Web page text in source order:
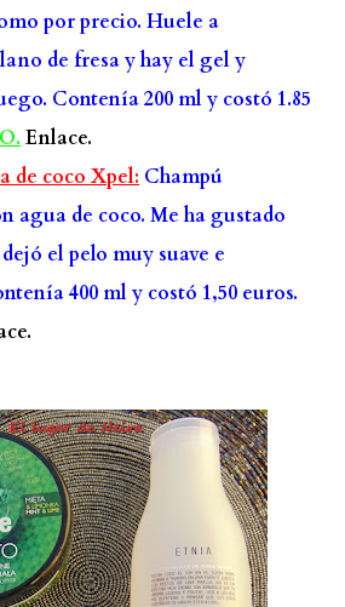
por precio. Huele a
de fresa y hay el gel y
Contenía 200 ml y costó 1.85
Enlace.
de coco Xpel: Champú
agua de coco. Me ha gustado
el pelo muy suave e
400 ml y costó 1,50 euros.